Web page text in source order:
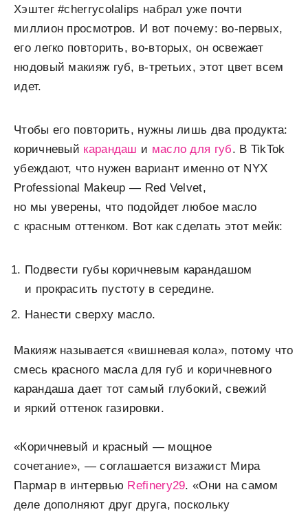
Хэштег #cherrycolalips набрал уже почти
миллион просмотров. И вот почему: во-первых,
его легко повторить, во-вторых, он освежает
нюдовый макияж губ, в-третьих, этот цвет всем
идет.
Чтобы его повторить, нужны лишь два продукта:
коричневый карандаш и масло для губ. В TikTok
убеждают, что нужен вариант именно от NYX
Professional Makeup — Red Velvet,
но мы уверены, что подойдет любое масло
с красным оттенком. Вот как сделать этот мейк:
Подвести губы коричневым карандашом
и прокрасить пустоту в середине.
Нанести сверху масло.
Макияж называется «вишневая кола», потому что
смесь красного масла для губ и коричневного
карандаша дает тот самый глубокий, свежий
и яркий оттенок газировки.
«Коричневый и красный — мощное
сочетание», — соглашается визажист Мира
Пармар в интервью Refinery29. «Они на самом
деле дополняют друг друга, поскольку